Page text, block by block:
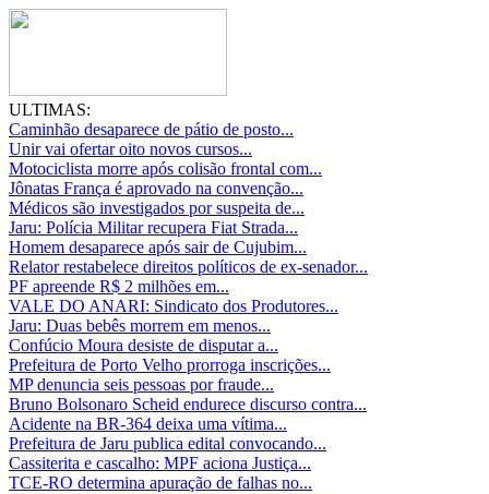
ULTIMAS:
Caminhão desaparece de pátio de posto...
Unir vai ofertar oito novos cursos...
Motociclista morre após colisão frontal com...
Jônatas França é aprovado na convenção...
Médicos são investigados por suspeita de...
Jaru: Polícia Militar recupera Fiat Strada...
Homem desaparece após sair de Cujubim...
Relator restabelece direitos políticos de ex-senador...
PF apreende R$ 2 milhões em...
VALE DO ANARI: Sindicato dos Produtores...
Jaru: Duas bebês morrem em menos...
Confúcio Moura desiste de disputar a...
Prefeitura de Porto Velho prorroga inscrições...
MP denuncia seis pessoas por fraude...
Bruno Bolsonaro Scheid endurece discurso contra...
Acidente na BR-364 deixa uma vítima...
Prefeitura de Jaru publica edital convocando...
Cassiterita e cascalho: MPF aciona Justiça...
TCE-RO determina apuração de falhas no...